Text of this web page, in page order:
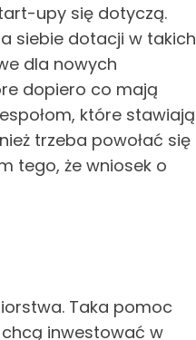
upy się dotyczą.
siebie dotacji w takich
dla nowych
dopiero co mają
które stawiają
trzeba powołać się
tego, że wniosek o
Taka pomoc
inwestować w